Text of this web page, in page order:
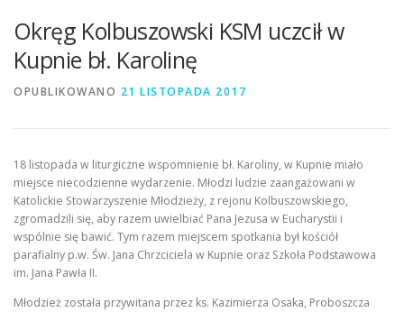
Okręg Kolbuszowski KSM uczcił w
Kupnie bł. Karolinę
OPUBLIKOWANO 21 LISTOPADA 2017
18 listopada w liturgiczne wspomnienie bł. Karoliny, w Kupnie miało
miejsce niecodzienne wydarzenie. Młodzi ludzie zaangażowani w
Katolickie Stowarzyszenie Młodzieży, z rejonu Kolbuszowskiego,
zgromadzili się, aby razem uwielbiać Pana Jezusa w Eucharystii i
wspólnie się bawić. Tym razem miejscem spotkania był kościół
parafialny p.w. Św. Jana Chrzciciela w Kupnie oraz Szkoła Podstawowa
im. Jana Pawła II.
Młodzież została przywitana przez ks. Kazimierza Osaka, Proboszcza